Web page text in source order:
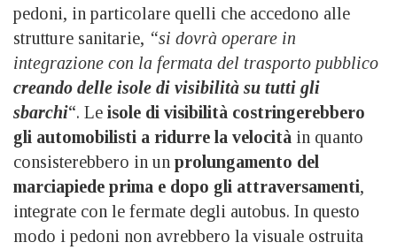
pedoni, in particolare quelli che accedono alle
strutture sanitarie, “si dovrà operare in
integrazione con la fermata del trasporto pubblico
creando delle isole di visibilità su tutti gli
sbarchi“. Le isole di visibilità costringerebbero
gli automobilisti a ridurre la velocità in quanto
consisterebbero in un prolungamento del
marciapiede prima e dopo gli attraversamenti,
integrate con le fermate degli autobus. In questo
modo i pedoni non avrebbero la visuale ostruita